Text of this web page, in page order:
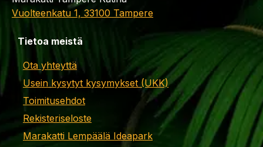
Vuolteenkatu 1, 33100 Tampere
Tietoa meistä
Ota yhteyttä
Usein kysytyt kysymykset (UKK)
Toimitusehdot
Rekisteriseloste
Marakatti Lempäälä Ideapark